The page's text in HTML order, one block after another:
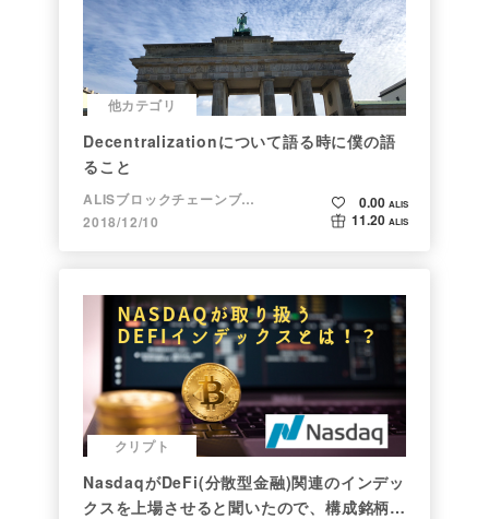
他カテゴリ
Decentralizationについて語る時に僕の語
ること
ALISブロックチェーンブログ
2018/12/10
0.00 ALIS
11.20 ALIS
クリプト
NasdaqがDeFi(分散型金融)関連のインデッ
クスを上場させると聞いたので、構成銘柄を